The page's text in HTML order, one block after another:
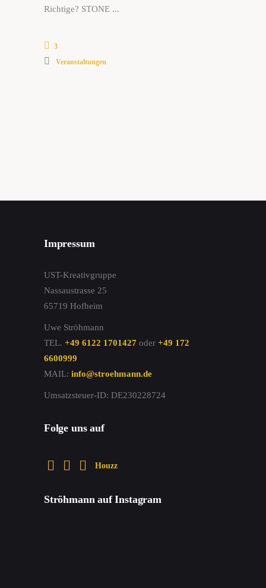
Richtige? STONE
3
Veranstaltungen
Impressum
UST-Kreativgruppe
Nassaustrasse 25
65719 Hofheim
Uwe Ströhmann
TEL. +49 6122 1701427 oder +49 172
6600999
MAIL: info@stroehmann.de
Umsatzsteuer-ID: DE230228724
Folge uns auf
Houzz
Ströhmann auf Instagram